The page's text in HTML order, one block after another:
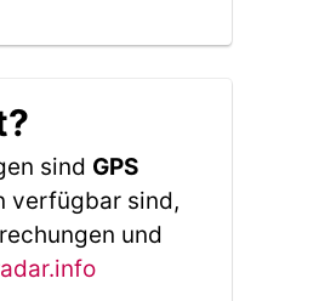
sind GPS
verfügbar sind,
und